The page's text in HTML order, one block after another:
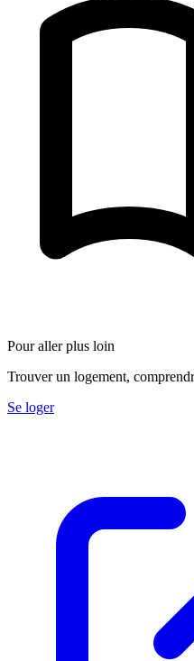
Pour aller plus loin
Trouver un logement,
Se loger